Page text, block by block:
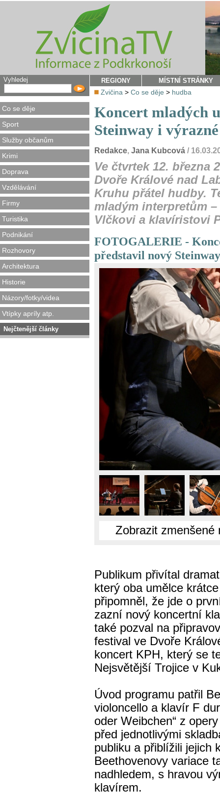
Vyhledej
Co se děje
Sport
Služby občanům
Krimi
Doprava
Vzdělávání
Firmy
Turistika
Podnikání
Rozhovory
Architektura
Historie
Názory/fotky/videa
Vtípky apríly atp.
Nejčtenější články
REGIONY MÍSTNÍ STRÁNKY
Zvičina > Co se děje > hudba
Koncert mladých
Steinway i
Redakce, Jana Kubcová /
Ve čtvrtek 12. března
Dvoře Králové nad
Kruhu přátel hudby.
mladým interpretům
Vlčkovi a klavíristovi
FOTOGALERIE -
představil nový
Zobrazit zmenšené
Publikum přivítal
který oba umělce
připomněl, že jde o
zazní nový koncertní
také pozval na
festival ve Dvoře
koncert KPH, který se
Nejsvětější Trojice v
Úvod programu patřil
violoncello a klavír F
oder Weibchen“ z
před jednotlivými
publiku a přiblížili jejich
Beethovenovy variace
nadhledem, s hravou
klavírem.